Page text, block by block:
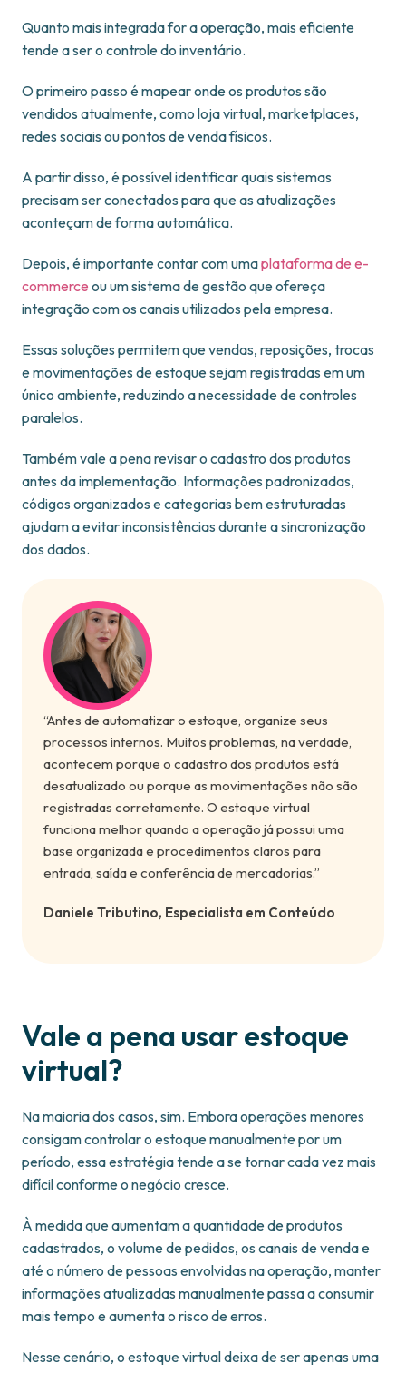
Quanto mais integrada for a operação, mais eficiente
tende a ser o controle do inventário.
O primeiro passo é mapear onde os produtos são
vendidos atualmente, como loja virtual, marketplaces,
redes sociais ou pontos de venda físicos.
A partir disso, é possível identificar quais sistemas
precisam ser conectados para que as atualizações
aconteçam de forma automática.
Depois, é importante contar com umaplataforma de e-
commerce ou um sistema de gestão que ofereça
integração com os canais utilizados pela empresa.
Essas soluções permitem que vendas, reposições, trocas
e movimentações de estoque sejam registradas em um
único ambiente, reduzindo a necessidade de controles
paralelos.
Também vale a pena revisar o cadastro dos produtos
antes da implementação. Informações padronizadas,
códigos organizados e categorias bem estruturadas
ajudam a evitar inconsistências durante a sincronização
dos dados.
“Antes de automatizar o estoque, organize seus
processos internos. Muitos problemas, na verdade,
acontecem porque o cadastro dos produtos está
desatualizado ou porque as movimentações não são
registradas corretamente. O estoque virtual
funciona melhor quando a operação já possui uma
base organizada e procedimentos claros para
entrada, saída e conferência de mercadorias.”
Daniele Tributino, Especialista em Conteúdo
Vale a pena usar estoque
virtual?
Na maioria dos casos, sim. Embora operações menores
consigam controlar o estoque manualmente por um
período, essa estratégia tende a se tornar cada vez mais
difícil conforme o negócio cresce.
À medida que aumentam a quantidade de produtos
cadastrados, o volume de pedidos, os canais de venda e
até o número de pessoas envolvidas na operação, manter
informações atualizadas manualmente passa a consumir
mais tempo e aumenta o risco de erros.
Nesse cenário, o estoque virtual deixa de ser apenas uma